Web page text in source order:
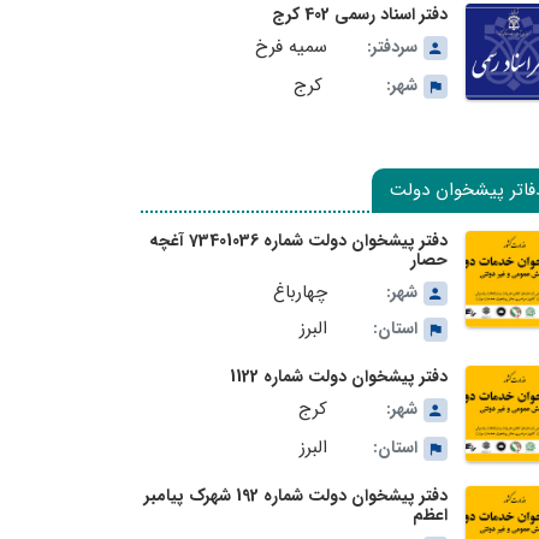
دفتر اسناد رسمی 402 کرج
سردفتر:
سمیه فرخ
شهر: کرج
پیشخوان دولت
دفتر پیشخوان دولت شماره 73401036 آغچه
حصار
شهر:
چهارباغ
استان: البرز
دفتر پیشخوان دولت شماره 1122
شهر:
کرج
استان: البرز
دفتر پیشخوان دولت شماره 192 شهرک پیامبر
اعظم